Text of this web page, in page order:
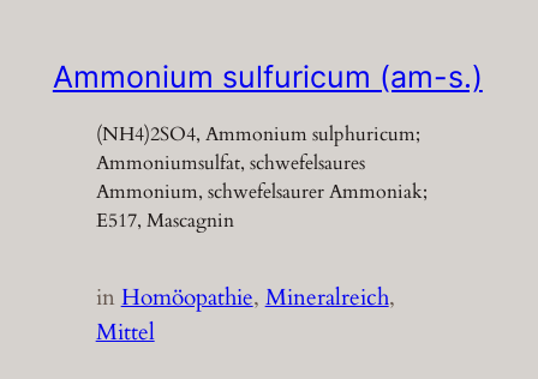
Ammonium sulfuricum (am-s.)
(NH4)2SO4, Ammonium sulphuricum;
Ammoniumsulfat, schwefelsaures
Ammonium, schwefelsaurer Ammoniak;
E517, Mascagnin
inHomöopathie, Mineralreich
Mittel